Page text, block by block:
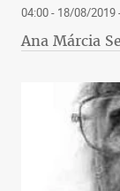
04:00 - 18/08/2019
Ana Márcia